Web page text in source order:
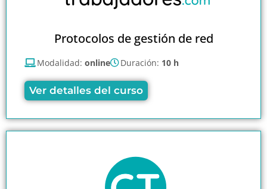
Protocolos de gestión de red
Modalidad: online Duración: 10 h
Ver detalles del curso